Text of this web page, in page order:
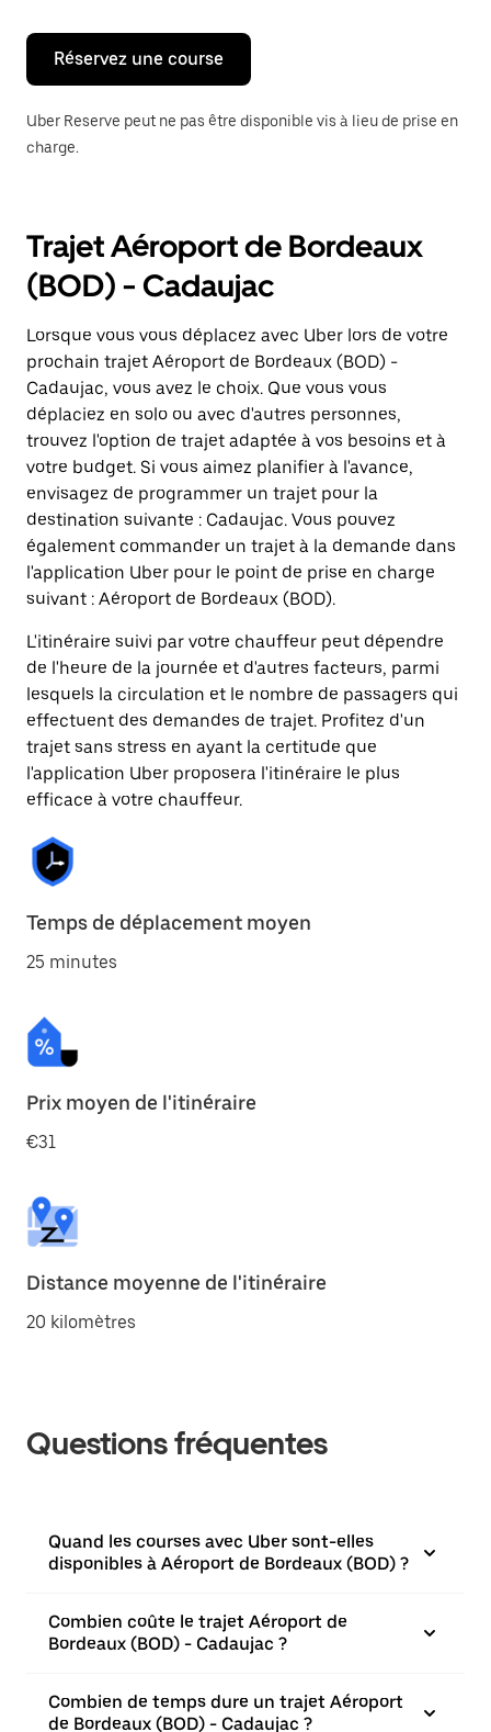
pour
fermer
calendrier.
Réservez une course
Uber Reserve peut ne pas être disponible vis à lieu de prise en
charge.
Trajet Aéroport de Bordeaux
(BOD) - Cadaujac
Lorsque vous vous déplacez avec Uber lors de votre
prochain trajet Aéroport de Bordeaux (BOD) -
Cadaujac, vous avez le choix. Que vous vous
déplaciez en solo ou avec d'autres personnes,
trouvez l'option de trajet adaptée à vos besoins et à
votre budget. Si vous aimez planifier à l'avance,
envisagez de programmer un trajet pour la
destination suivante : Cadaujac. Vous pouvez
également commander un trajet à la demande dans
l'application Uber pour le point de prise en charge
suivant : Aéroport de Bordeaux (BOD).
L'itinéraire suivi par votre chauffeur peut dépendre
de l'heure de la journée et d'autres facteurs, parmi
lesquels la circulation et le nombre de passagers qui
effectuent des demandes de trajet. Profitez d'un
trajet sans stress en ayant la certitude que
l'application Uber proposera l'itinéraire le plus
efficace à votre chauffeur.
Temps de déplacement moyen
25 minutes
Prix moyen de l'itinéraire
€31
Distance moyenne de l'itinéraire
20 kilomètres
Questions fréquentes
Quand les courses avec Uber sont-elles
disponibles à Aéroport de Bordeaux (BOD) ?
Combien coûte le trajet Aéroport de
Bordeaux (BOD) - Cadaujac ?
Combien de temps dure un trajet Aéroport
de Bordeaux (BOD) - Cadaujac ?